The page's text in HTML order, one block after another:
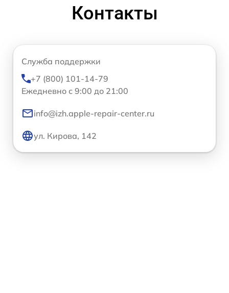
Контакты
Служба поддержки
+7 (800) 101-14-79
Ежедневно с 9:00 до 21:00
info@izh.apple-repair-center.ru
ул. Кирова, 142